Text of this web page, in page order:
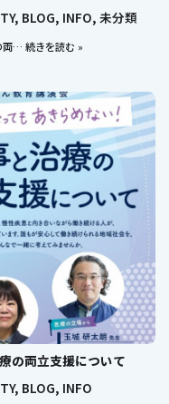
, BLOG, INFO, 未分類
両… 続きを読む »
の両立支援について
, BLOG, INFO